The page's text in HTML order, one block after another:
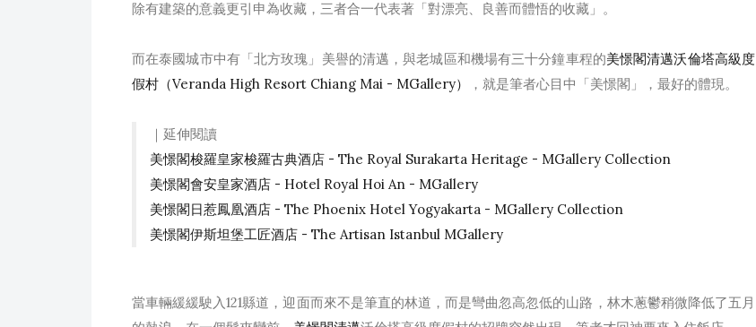
除有建築的意義更引申為收藏，三者合一代表著「對漂亮、良善而體悟的收藏」。
而在泰國城市中有「北方玫瑰」美譽的清邁，與老城區和機場有三十分鐘車程的美憬閣清邁沃倫塔高級度
假村（Veranda High Resort Chiang Mai - MGallery）
，就是筆者心目中「美憬閣」，最好的體現。
｜延伸閱讀
美憬閣梭羅皇家梭羅古典酒店 - The Royal Surakarta Heritage - MGallery Collection
美憬閣會安皇家酒店 - Hotel Royal Hoi An - MGallery
美憬閣日惹鳳凰酒店 - The Phoenix Hotel Yogyakarta - MGallery Collection
美憬閣伊斯坦堡工匠酒店 - The Artisan Istanbul MGallery
當車輛緩緩駛入121縣道，迎面而來不是筆直的林道，而是彎曲忽高忽低的山路，林木蔥鬱稍微降低了五月